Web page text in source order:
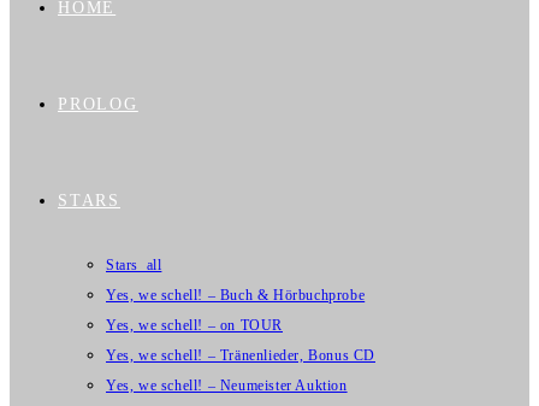
HOME
PROLOG
STARS
Stars_all
Yes, we schell! – Buch & Hörbuchprobe
Yes, we schell! – on TOUR
Yes, we schell! – Tränenlieder, Bonus CD
Yes, we schell! – Neumeister Auktion